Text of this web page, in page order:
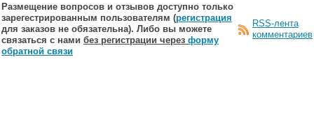
Размещение вопросов и отзывов доступно только
зарегестрированным пользователям (регистрация
для заказов не обязательна). Либо вы можете
связаться с нами без регистрации через форму
обратной связи
RSS-лента
комментариев